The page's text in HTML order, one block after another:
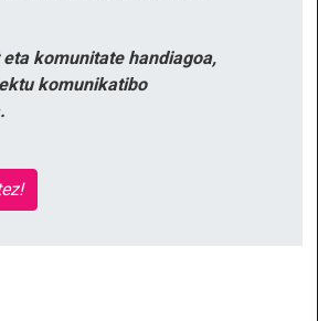
komunitate handiagoa,
komunikatibo